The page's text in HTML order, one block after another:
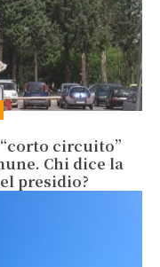
circuito”
Chi dice la
presidio?